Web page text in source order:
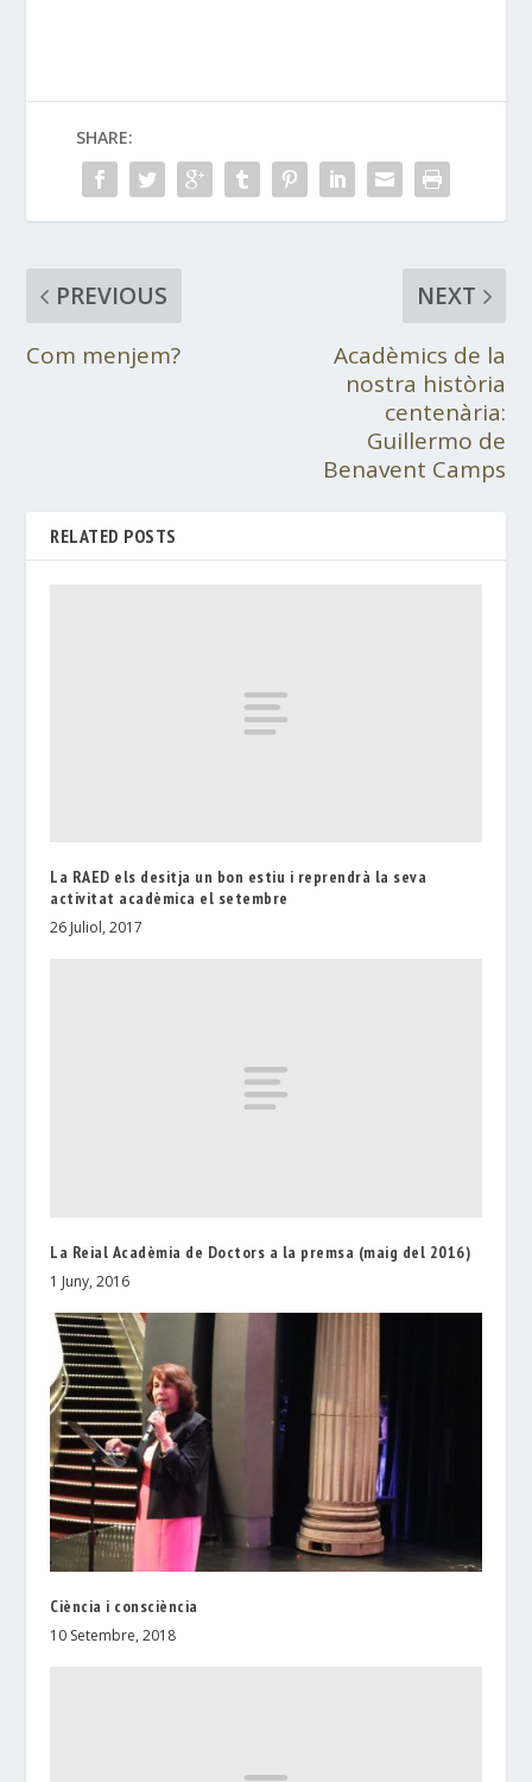
SHARE:
PREVIOUS
Com menjem?
NEXT
Acadèmics de la
nostra història
centenària:
Guillermo de
Benavent Camps
RELATED POSTS
La RAED els desitja un bon estiu i reprendrà la seva
activitat acadèmica el setembre
26 Juliol, 2017
La Reial Acadèmia de Doctors a la premsa (maig del 2016)
1 Juny, 2016
Ciència i consciència
10 Setembre, 2018